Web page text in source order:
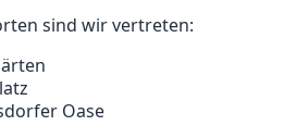
sind wir vertreten:
Oase